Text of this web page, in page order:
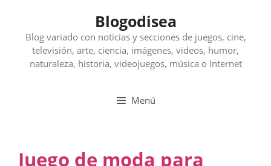
contenido
Blogodisea
Blog variado con noticias y secciones de juegos, cine,
televisión, arte, ciencia, imágenes, videos, humor,
naturaleza, historia, videojuegos, música o Internet
Menú
Juego de moda para